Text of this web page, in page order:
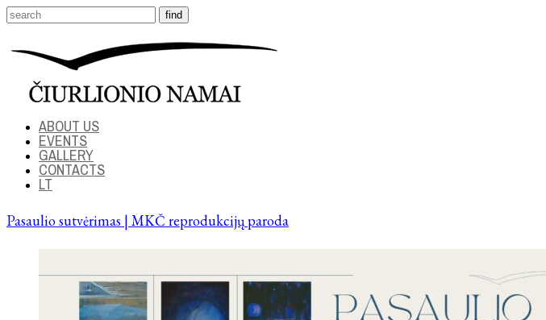
ABOUT US
EVENTS
GALLERY
CONTACTS
LT
Pasaulio sutvėrimas | MKČ reprodukcijų paroda